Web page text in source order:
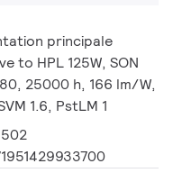
principale
to HPL 125W, SON
25000 h, 166 lm/W,
1.6, PstLM 1